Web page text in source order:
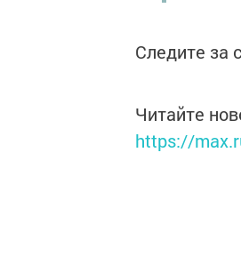
Следите
Читайте
https://